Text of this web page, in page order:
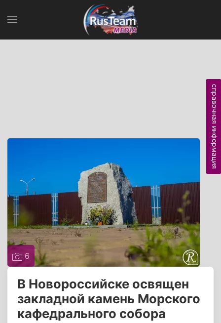
6
В Новороссийске освящен
закладной камень Морского
кафедрального собора
справочная информация